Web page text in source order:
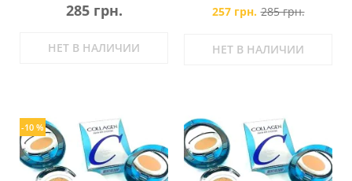
285 грн.
НЕТ В НАЛИЧИИ
257 грн. 285 грн.
НЕТ В НАЛИЧИИ
-10 %